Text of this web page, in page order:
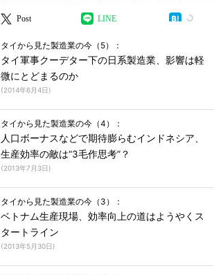
Post LINE
タイから見た製造業の今（5）：
タイ軍事クーデター下の日系製造業、影響は軽
微にとどまるのか
(2014年6月4日)
タイから見た製造業の今（4）：
人口ボーナスなどで期待膨らむインドネシア、
生産効率の敵は“3毛作思考”？
(2013年7月3日)
タイから見た製造業の今（3）：
ベトナム生産現場、効率向上の道はようやくス
タートライン
(2013年5月30日)